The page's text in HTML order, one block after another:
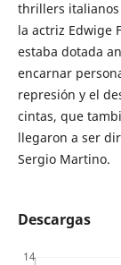
thrillers italianos
la actriz Edwige
estaba dotada
encarnar
represión y el
cintas, que
llegaron a ser
Sergio Martino.
Descargas